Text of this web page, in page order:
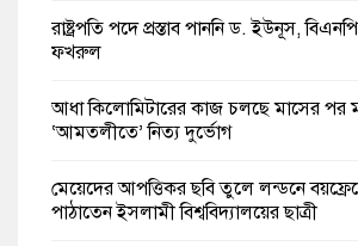
রাষ্ট্রপতি পদে প্রস্তাব পাননি ড. ইউনূস,
ফখরুল
আধা কিলোমিটারের কাজ চলছে মাসের পর
‘আমতলীতে’ নিত্য দুর্ভোগ
মেয়েদের আপত্তিকর ছবি তুলে লন্ডনে
পাঠাতেন ইসলামী বিশ্ববিদ্যালয়ের ছাত্রী